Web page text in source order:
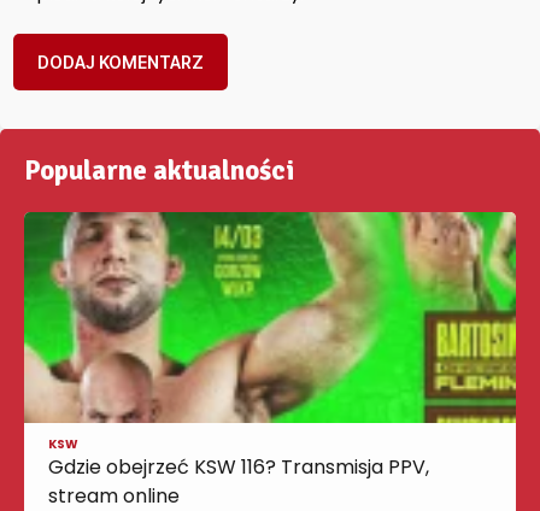
Popularne aktualności
KSW
Gdzie obejrzeć KSW 116? Transmisja PPV,
stream online